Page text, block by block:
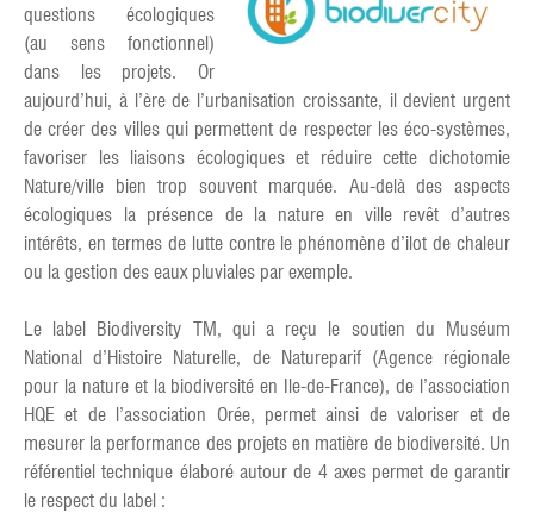
questions écologiques
(au sens fonctionnel)
dans les projets. Or
aujourd’hui, à l’ère de l’urbanisation croissante, il devient urgent
de créer des villes qui permettent de respecter les éco-systèmes,
favoriser les liaisons écologiques et réduire cette dichotomie
Nature/ville bien trop souvent marquée. Au-delà des aspects
écologiques la présence de la nature en ville revêt d’autres
intérêts, en termes de lutte contre le phénomène d’ilot de chaleur
ou la gestion des eaux pluviales par exemple.
Le label Biodiversity TM, qui a reçu le soutien du Muséum
National d’Histoire Naturelle, de Natureparif (Agence régionale
pour la nature et la biodiversité en Ile-de-France), de l’association
HQE et de l’association Orée, permet ainsi de valoriser et de
mesurer la performance des projets en matière de biodiversité. Un
référentiel technique élaboré autour de 4 axes permet de garantir
le respect du label :